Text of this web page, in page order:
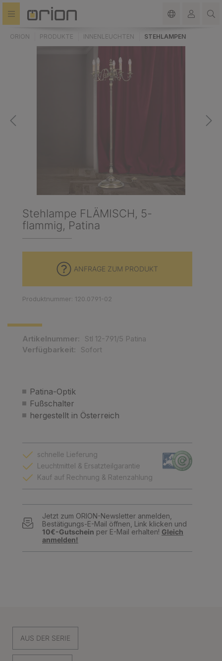
springen
ORION PRODUKTE INNENLEUCHTEN STEHLAMPEN
Stehlampe FLÄMISCH, 5-
flammig, Patina
Patina-Optik
Fußschalter
hergestellt in Österreich
Artikelnummer:
Stl 12-791/5 Patina
Verfügbarkeit:
Sofort
ANFRAGE ZUM PRODUKT
Produktnummer: 120.0791-02
schnelle Lieferung
Leuchtmittel & Ersatzteilgarantie
Kauf auf Rechnung & Ratenzahlung
Jetzt zum ORION-Newsletter anmelden,
Bestätigungs-E-Mail öffnen, Link klicken und
10€-Gutschein per E-Mail erhalten! Gleich
anmelden!
AUS DER SERIE